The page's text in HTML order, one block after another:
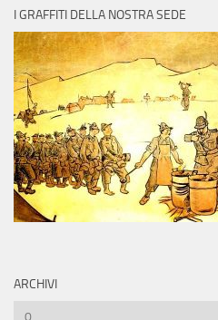
I GRAFFITI DELLA NOSTRA SEDE
ARCHIVI
Archivi